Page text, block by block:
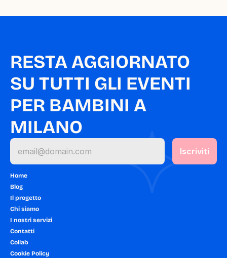
RESTA AGGIORNATO
SU TUTTI GLI EVENTI
PER BAMBINI A
MILANO
Home
Blog
Il progetto
Chi siamo
I nostri servizi
Contatti
Collab
Cookie Policy